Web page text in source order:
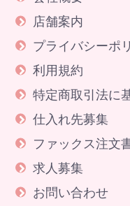
店舗案内
プライバシーポ
利用規約
特定商取引法に
仕入れ先募集
ファックス注文
求人募集
お問い合わせ